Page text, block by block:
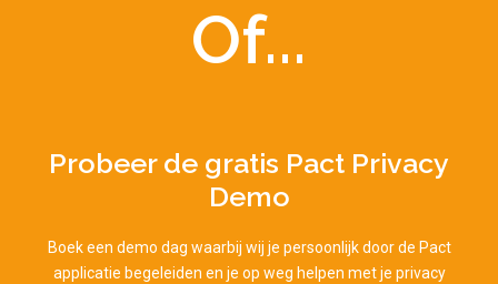
Of...
Probeer de gratis Pact Privacy
Demo
Boek een demo dag waarbij wij je persoonlijk door de Pact
applicatie begeleiden en je op weg helpen met je privacy